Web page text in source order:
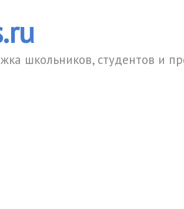
школьников, студентов и